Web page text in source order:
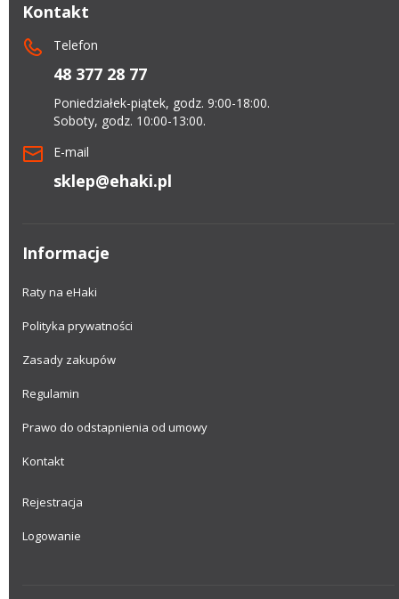
Kontakt
Telefon
48 377 28 77
Poniedziałek-piątek, godz. 9:00-18:00.
Soboty, godz. 10:00-13:00.
E-mail
sklep@ehaki.pl
Informacje
Raty na eHaki
Polityka prywatności
Zasady zakupów
Regulamin
Prawo do odstapnienia od umowy
Kontakt
Rejestracja
Logowanie